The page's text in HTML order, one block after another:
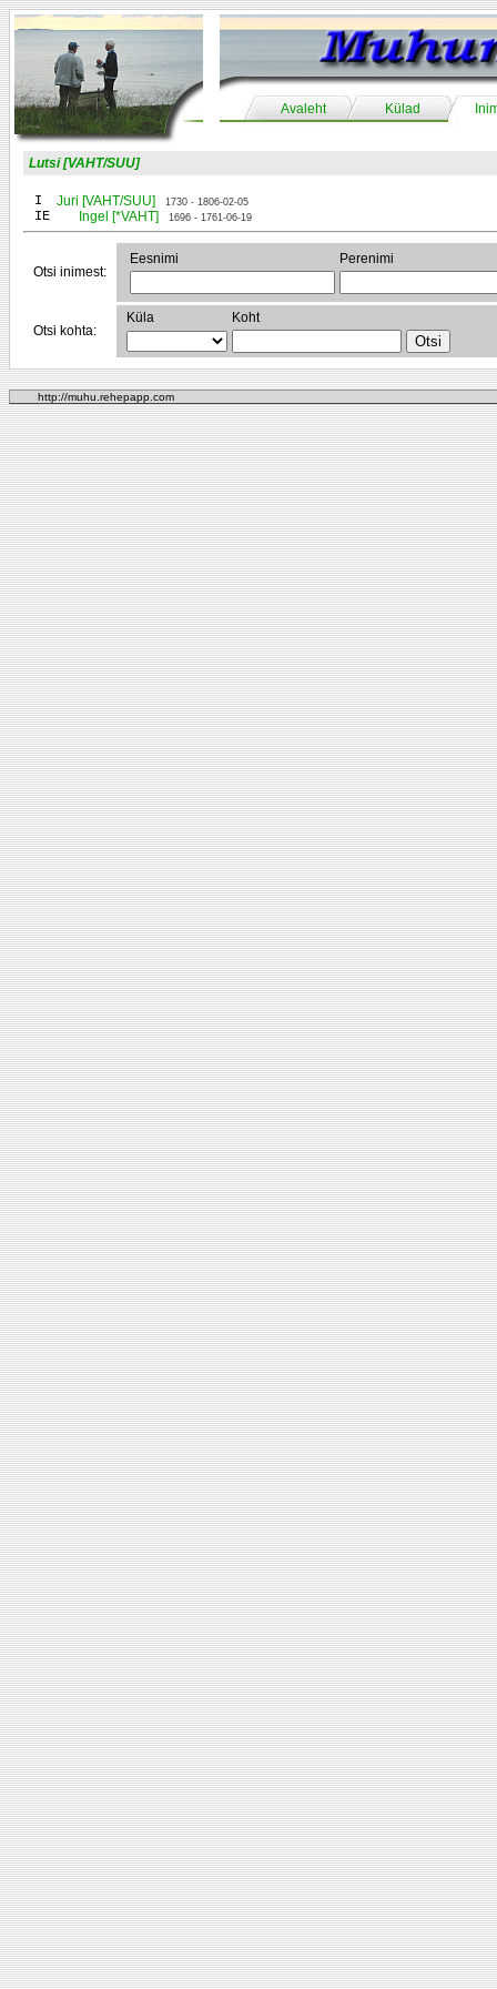
Avaleht Külad
Lutsi [VAHT/SUU]
I Juri [VAHT/SUU] 1730 - 1806-02-05
IE Ingel [*VAHT] 1696 - 1761-06-19
Otsi inimest:
Eesnimi Perenimi
Otsi kohta:
Küla Koht
http://muhu.rehepapp.com